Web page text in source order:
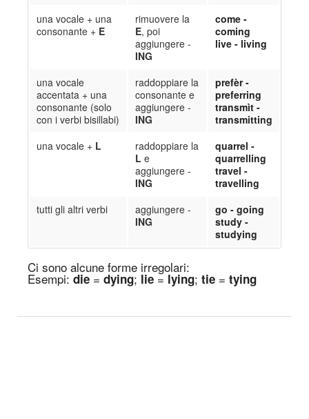
una vocale + una
consonante + E
rimuovere la
E, poi
aggiungere -
ING
come -
coming
live - living
una vocale
accentata + una
consonante (solo
con i verbi bisillabi)
raddoppiare la
consonante e
aggiungere -
ING
prefèr -
preferring
transmìt -
transmitting
una vocale + L
raddoppiare la
L e
aggiungere -
ING
quarrel -
quarrelling
travel -
travelling
tutti gli altri verbi
aggiungere -
ING
go - going
study -
studying
Ci sono alcune forme irregolari:
Esempi: die = dying; lie = lying; tie = tying